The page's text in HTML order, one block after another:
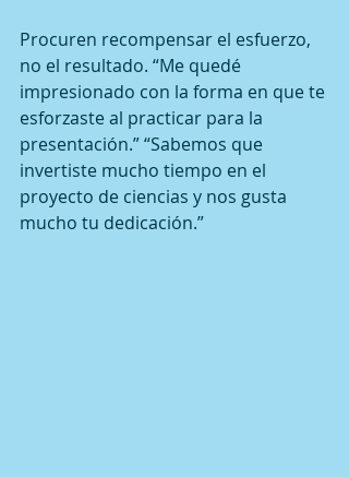
Procuren recompensar el esfuerzo,
no el resultado. “Me quedé
impresionado con la forma en que te
esforzaste al practicar para la
presentación.” “Sabemos que
invertiste mucho tiempo en el
proyecto de ciencias y nos gusta
mucho tu dedicación.”